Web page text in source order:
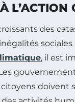
L’ACTION
des
sociales
, il est
doivent